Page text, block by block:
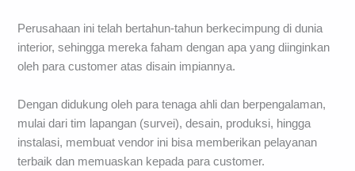
Perusahaan ini telah bertahun-tahun berkecimpung di dunia
interior, sehingga mereka faham dengan apa yang diinginkan
oleh para customer atas disain impiannya.
Dengan didukung oleh para tenaga ahli dan berpengalaman,
mulai dari tim lapangan (survei), desain, produksi, hingga
instalasi, membuat vendor ini bisa memberikan pelayanan
terbaik dan memuaskan kepada para customer.